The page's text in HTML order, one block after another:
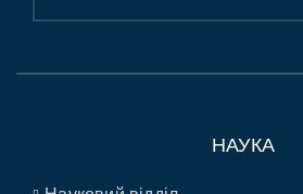
НАУКА